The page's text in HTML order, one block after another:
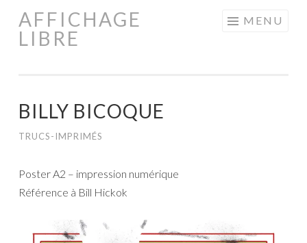
Aller
AFFICHAGE
LIBRE
MENU
BILLY BICOQUE
TRUCS-IMPRIMÉS
Poster A2 – impression numérique
Référence à Bill Hickok